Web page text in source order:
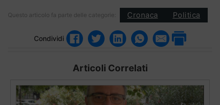
Questo articolo fa parte delle categorie: Cronaca Politica
Condividi
Articoli Correlati